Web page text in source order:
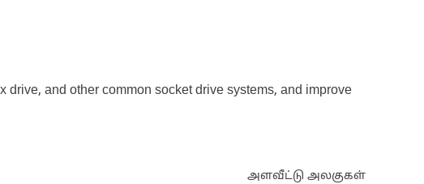
and other common socket drive systems, and improve
அளவீட்டு அலகுகள்